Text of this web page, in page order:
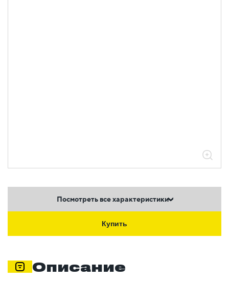
Посмотреть все характеристики
Купить
Описание